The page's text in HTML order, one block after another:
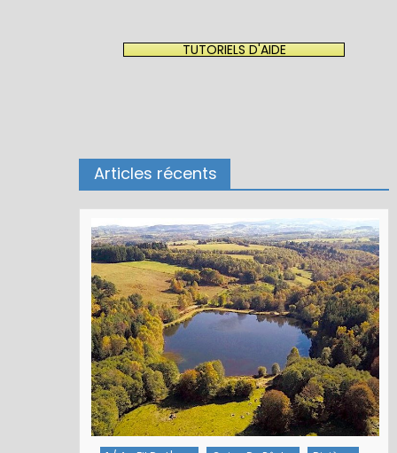
TUTORIELS D'AIDE
Articles récents